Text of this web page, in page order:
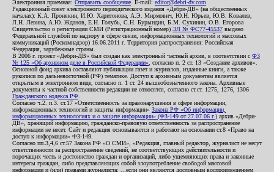
Электронная приемная: Отправить сообщение . E-mail: editor@debri-dv.com
Редакционный совет электронного периодического издания «Дебри-ДВ» (на общественных
началах): К.А. Пронякин, И.Ю. Харитонова, А.Э. Мирмович, Ю.Н. Юрьев, Ю.В. Ковалев,
Л.Н. Левина, А.Ю. Жданов, Е.Н. Голубь, С.Н. Бурындин, Б.М. Сухинин, О.В. Егорова
Свидетельство о регистрации СМИ (Регистрационный номер) ЭЛ № ФС77-45537 выдано
Федеральной службой по надзору в сфере связи, информационных технологий и массовых
коммуникаций (Роскомнадзор) 16.06.2011 г. Территория распространения: Российская
Федерация, зарубежные страны.
В 2006 г. проект «Дебри-ДВ» был создан как электронный частный архив, в соответствии с ФЗ
№ 125 «Об архивном деле в Российской Федерации» , согласно п. 2 ст. 13 «Создание архивов».
Основной фонд архива составляют публикации газет и журналов, изданные книги, а также
рукописи по дальневосточной (РФ) тематике. Доступ к архивным документам является
открытым в электронном виде, согласно п. 1 ст. 24 вышеобозначенного закона. Архивные
документы к частной собственности редакции не относятся, согласно ст.ст. 1275, 1276, 1306
Гражданского кодекса РФ
Согласно ч.2. п.3. ст.17 «Ответственность за правонарушения в сфере информации,
информационных технологий и защиты информации» Закона РФ «Об информации,
информационных технологиях и о защите информации» (ФЗ-149 от 27.07.06 г.) архив «Дебри-
ДВ», хранящий информацию, гражданско-правовую ответственность за распространение
информации не несет. Сайт и редакция основываются и работают на основании ст.8 «Право на
доступ к информации» ФЗ-149.
Согласно пп.3,4,6 ст.57 Закона РФ «О СМИ», «Редакция, главный редактор, журналист не несут
ответственности за распространение сведений, не соответствующих действительности и
порочащих честь и достоинство граждан и организаций, либо ущемляющих права и законные
интересы граждан, либо представляющих собой злоупотребление свободой массовой
информации и (или) правами журналиста: ...если они являются дословным воспроизведением